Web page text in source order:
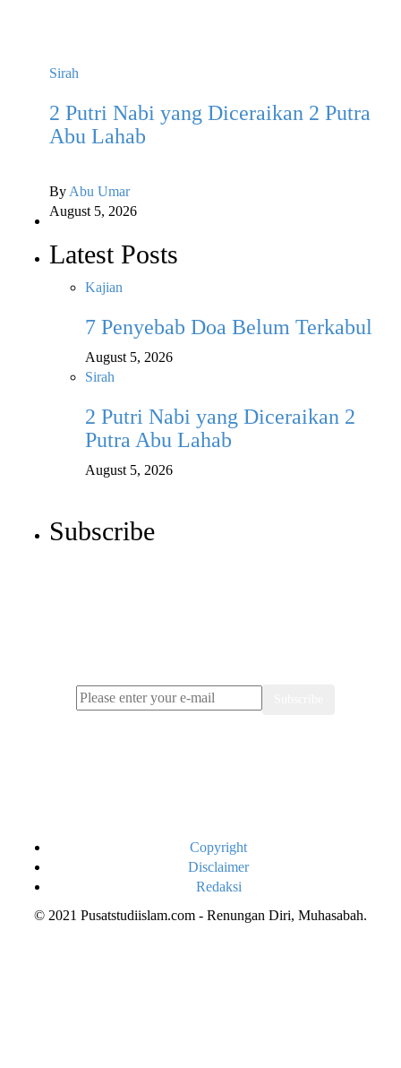
Sirah
2 Putri Nabi yang Diceraikan 2 Putra
Abu Lahab
By Abu Umar
August 5, 2026
Latest Posts
Kajian
7 Penyebab Doa Belum Terkabul
August 5, 2026
Sirah
2 Putri Nabi yang Diceraikan 2
Putra Abu Lahab
August 5, 2026
Subscribe
Copyright
Disclaimer
Redaksi
© 2021 Pusatstudiislam.com - Renungan Diri, Muhasabah.